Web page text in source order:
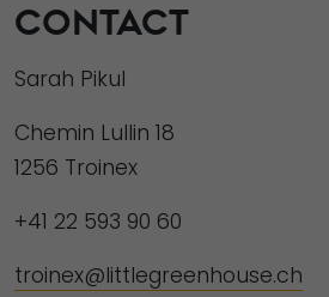
CONTACT
Sarah Pikul
Chemin Lullin 18
1256 Troinex
+41 22 593 90 60
troinex@littlegreenhouse.ch